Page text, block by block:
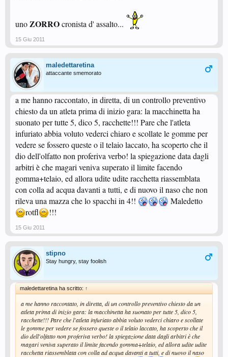
unoZORROcronista d' assalto...
15 Giu 2011
maledettaretina
attaccante smemorato
a me hanno raccontato, in diretta, di un controllo preventivo
chiesto da un atleta prima di inizio gara: la macchinetta ha
suonato per tutte 5, dico 5, racchette!!! Pare che l'atleta
infuriato abbia voluto vederci chiaro e scollate le gomme per
vedere se fossero queste o il telaio laccato, ha scoperto che il
dio dell'olfatto non proferiva verbo! la spiegazione data dagli
arbitri è che magari veniva superato il limite facendo
gomma+telaio, ed allora udite udite racchetta riassemblata
con colla ad acqua davanti a tutti, e di nuovo il naso che non
rileva una mazza che lo spacchi in 4!!
Maledetto
rotfl
!!!
15 Giu 2011
stipno
Stay hungry, stay foolish
maledettaretina ha scritto: ↑
a me hanno raccontato, in diretta, di un controllo preventivo chiesto da un
atleta prima di inizio gara: la macchinetta ha suonato per tutte 5, dico 5,
racchette!!! Pare che l'atleta infuriato abbia voluto vederci chiaro e scollate
le gomme per vedere se fossero queste o il telaio laccato, ha scoperto che il
dio dell'olfatto non proferiva verbo! la spiegazione data dagli arbitri è che
magari veniva superato il limite facendo gomma+telaio, ed allora udite udite
racchetta riassemblata con colla ad acqua davanti a tutti, e di nuovo il naso